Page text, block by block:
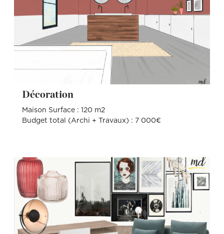
Décoration
Maison Surface : 120 m2
Budget total (Archi + Travaux) : 7 000€